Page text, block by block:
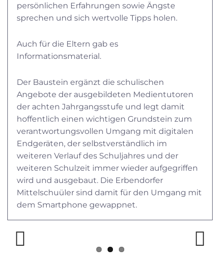
persönlichen Erfahrungen sowie Ängste
sprechen und sich wertvolle Tipps holen.
Auch für die Eltern gab es
Informationsmaterial.
Der Baustein ergänzt die schulischen
Angebote der ausgebildeten Medientutoren
der achten Jahrgangsstufe und legt damit
hoffentlich einen wichtigen Grundstein zum
verantwortungsvollen Umgang mit digitalen
Endgeräten, der selbstverständlich im
weiteren Verlauf des Schuljahres und der
weiteren Schulzeit immer wieder aufgegriffen
wird und ausgebaut. Die Erbendorfer
Mittelschuüler sind damit für den Umgang mit
dem Smartphone gewappnet.